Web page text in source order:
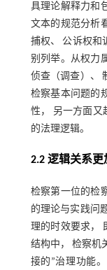
具理论解释力和
文本的规范分析
捕权、 公诉权和
别列举。从权力
侦查（调查）、
检察基本问题的
性， 另一方面又
的法理逻辑。
2.2 逻辑关系
检察第一位的检
的理论与实践问
理的时效要求，
结构中， 检察机
接的”治理功能